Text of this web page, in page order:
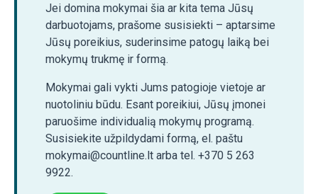
Jei domina mokymai šia ar kita tema Jūsų
darbuotojams, prašome susisiekti – aptarsime
Jūsų poreikius, suderinsime patogų laiką bei
mokymų trukmę ir formą.
Mokymai gali vykti Jums patogioje vietoje ar
nuotoliniu būdu. Esant poreikiui, Jūsų įmonei
paruošime individualią mokymų programą.
Susisiekite užpildydami formą, el. paštu
mokymai@countline.lt arba tel. +370 5 263
9922.